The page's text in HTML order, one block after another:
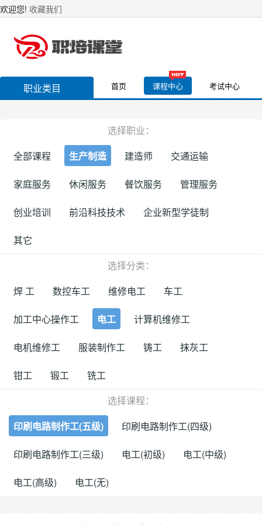
欢迎您! 收藏我们
职业类目 首页 课程中心 考试中心
选择职业：
全部课程
生产制造 建造师 交通运输
家庭服务 休闲服务 餐饮服务 管理服务
创业培训 前沿科技技术 企业新型学徒制
其它
选择分类：
焊 工
数控车工 维修电工 车工
加工中心操作工 电工 计算机维修工
电机维修工 服装制作工 铸工 抹灰工
钳工 锻工
铣工
选择课程：
印刷电路制作工(五级)
印刷电路制作工(四级)
印刷电路制作工(三级) 电工(初级) 电工(中级)
电工(高级) 电工(无)